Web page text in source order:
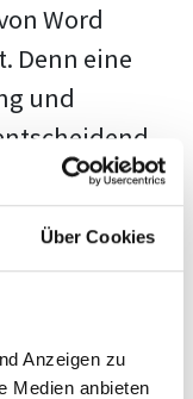
Über Cookies
Anzeigen zu
Medien anbieten
Word
Denn eine
und
Prüfer hat
sie dir
zeigt,
zu bieten.